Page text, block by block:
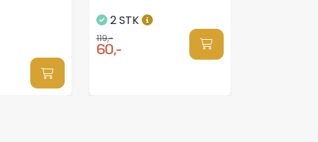
2 STK
119,-
60,-